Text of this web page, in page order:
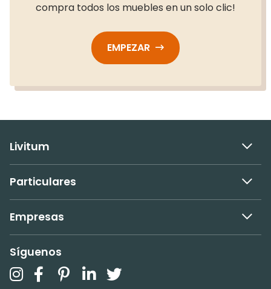
compra todos los muebles en un solo clic!
EMPEZAR
Livitum
Particulares
Empresas
Síguenos